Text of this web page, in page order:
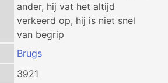
ander, hij vat het altijd
verkeerd op, hij is niet snel
van begrip
Brugs
3921